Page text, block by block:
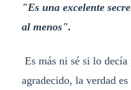
"Es una excelente
al menos".
Es más ni sé si lo
agradecido, la verdad